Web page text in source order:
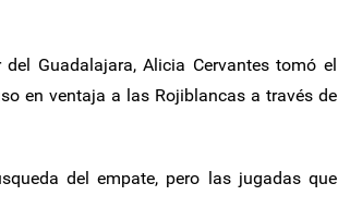
Guadalajara, Alicia Cervantes tomó el
en ventaja a las Rojiblancas a través de
del empate, pero las jugadas que